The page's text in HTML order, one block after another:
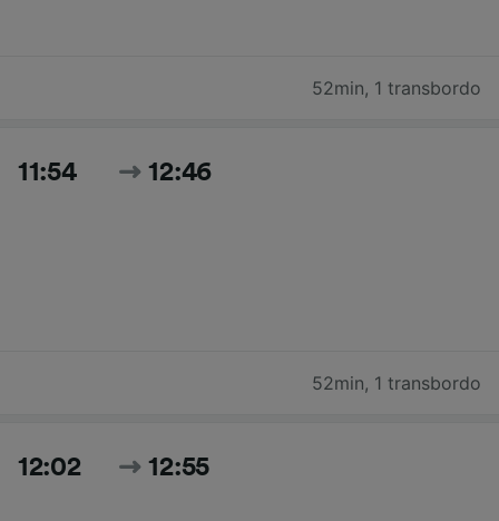
52min, 1 transbordo
11:54 12:46
52min, 1 transbordo
12:02 12:55